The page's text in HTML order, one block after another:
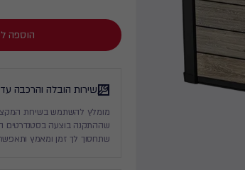
הוספה
שירות הובלה והרכבה
מומלץ להשתמש בשירות
שההתקנה בוצעה בסטנדרטים
שתחסוך לך זמן ומאמץ